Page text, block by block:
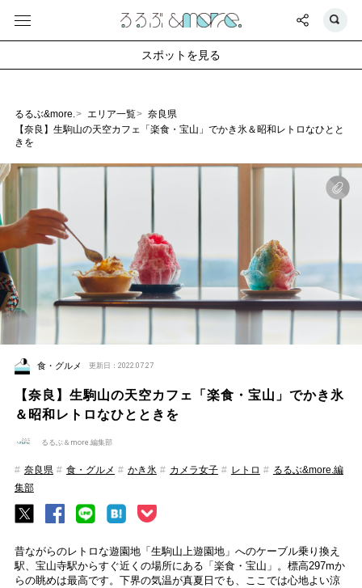
るるぶ&more. エリア一覧
奈良県
【奈良】生駒山の天空カフェ「楽食・宝山」でかき氷＆昭和レトロなひとと
きを
食・グルメ 更新日：2022.07.27
【奈良】生駒山の天空カフェ「楽食・宝山」でかき氷
＆昭和レトロなひとときを
るるぶ＆more.編集部
奈良県 食・グルメ かき氷 カメラ女子 レトロ
るるぶ&more.編
集部
昔ながらのレトロな遊園地「生駒山上遊園地」へのケーブル乗り換え
駅、宝山寺駅からすぐ近くの場所にある「楽食・宝山」。標高297mか
らの眺めは最高です。下界の気温が真夏日でも、ここでは心地よい涼
スポットを見る